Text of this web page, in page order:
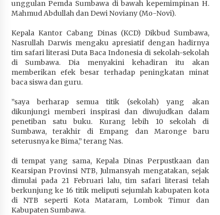
unggulan Pemda Sumbawa di bawah kepemimpinan H.
Mahmud Abdullah dan Dewi Noviany (Mo-Novi).
Kepala Kantor Cabang Dinas (KCD) Dikbud Sumbawa,
Nasrullah Darwis mengaku apresiatif dengan hadirnya
tim safari literasi Duta Baca Indonesia di sekolah-sekolah
di Sumbawa. Dia menyakini kehadiran itu akan
memberikan efek besar terhadap peningkatan minat
baca siswa dan guru.
”saya berharap semua titik (sekolah) yang akan
dikunjungi memberi inspirasi dan diwujudkan dalam
penetiban satu buku. Kurang lebih 10 sekolah di
Sumbawa, terakhir di Empang dan Maronge baru
seterusnya ke Bima,” terang Nas.
di tempat yang sama, Kepala Dinas Perpustkaan dan
Kearsipan Provinsi NTB, Julmansyah mengatakan, sejak
dimulai pada 21 Februari lalu, tim safari literasi telah
berkunjung ke 16 titik meliputi sejumlah kabupaten kota
di NTB seperti Kota Mataram, Lombok Timur dan
Kabupaten Sumbawa.